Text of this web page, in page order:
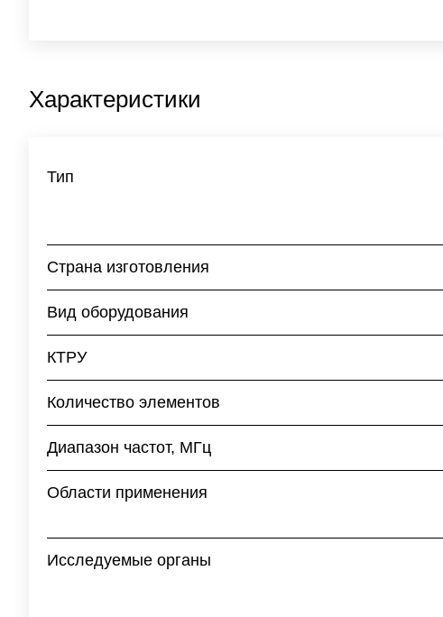
Характеристики
Тип
Страна изготовления
Вид оборудования
КТРУ
Количество элементов
Диапазон частот, МГц
Области применения
Исследуемые органы